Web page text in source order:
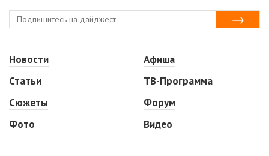
Новости
Статьи
Сюжеты
Фото
Афиша
ТВ-Программа
Форум
Видео